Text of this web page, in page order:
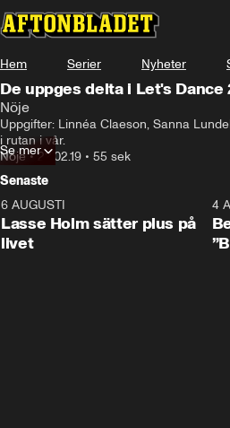
Hem Serier Nyheter
De uppges delta i Let's Dance
Nöje
Uppgifter: Linnéa Claeson, Sanna
i rutan i vår.
Nöje•22.02.19 • 55 sek
Se mer
Senaste
6 AUGUSTI
Lasse Holm sätter plus på
livet
4